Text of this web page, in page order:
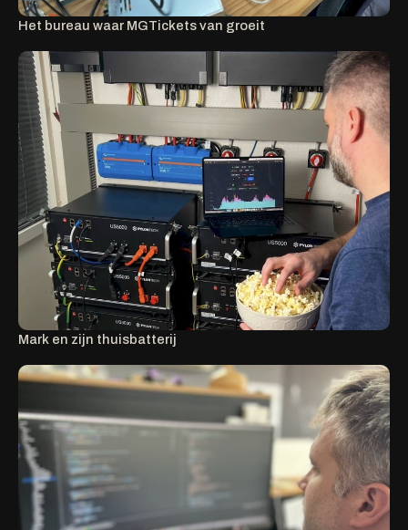
Het bureau waar MGTickets van groeit
Mark en zijn thuisbatterij